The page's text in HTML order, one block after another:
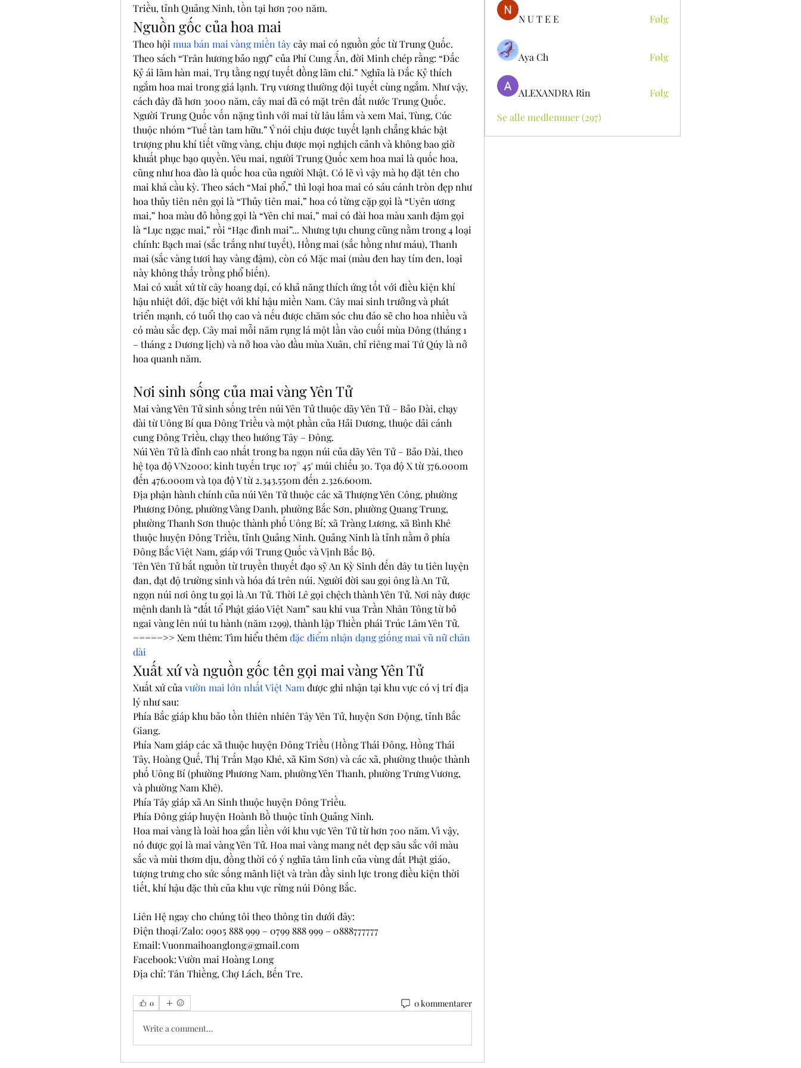
Triều, tỉnh Quảng Ninh, tồn tại hơn 700 năm.
Nguồn gốc của hoa mai
Theo hội mua bán mai vàng miền tây cây mai có nguồn gốc từ Trung Quốc.
Theo sách “Trân hương bảo ngự” của Phí Cung Ấn, đời Minh chép rằng: “Đắc
Kỷ ái lãm hàn mai, Trụ tằng ngự tuyết đồng lãm chi.” Nghĩa là Đắc Kỷ thích
ngắm hoa mai trong giá lạnh. Trụ vương thường đội tuyết cùng ngắm. Như vậy,
cách đây đã hơn 3000 năm, cây mai đã có mặt trên đất nước Trung Quốc.
Người Trung Quốc vốn nặng tình với mai từ lâu lắm và xem Mai, Tùng, Cúc
thuộc nhóm “Tuế tàn tam hữu.” Ý nói chịu được tuyết lạnh chẳng khác bật
trượng phu khí tiết vững vàng, chịu được mọi nghịch cảnh và không bao giờ
khuất phục bạo quyền. Yêu mai, người Trung Quốc xem hoa mai là quốc hoa,
cũng như hoa đào là quốc hoa của người Nhật. Có lẽ vì vậy mà họ đặt tên cho
mai khá cầu kỳ. Theo sách “Mai phổ,” thì loại hoa mai có sáu cánh tròn đẹp như
hoa thủy tiên nên gọi là “Thủy tiên mai,” hoa có từng cặp gọi là “Uyên ương
mai,” hoa màu đỏ hồng gọi là “Yên chi mai,” mai có đài hoa màu xanh đậm gọi
là “Lục ngạc mai,” rồi “Hạc đình mai”... Nhưng tựu chung cũng nằm trong 4 loại
chính: Bạch mai (sắc trắng như tuyết), Hồng mai (sắc hồng như máu), Thanh
mai (sắc vàng tươi hay vàng đậm), còn có Mặc mai (màu đen hay tím đen, loại
này không thấy trồng phổ biến).
Mai có xuất xứ từ cây hoang dại, có khả năng thích ứng tốt với điều kiện khí
hậu nhiệt đới, đặc biệt với khí hậu miền Nam. Cây mai sinh trưởng và phát
triển mạnh, có tuổi thọ cao và nếu được chăm sóc chu đáo sẽ cho hoa nhiều và
có màu sắc đẹp. Cây mai mỗi năm rụng lá một lần vào cuối mùa Đông (tháng 1
– tháng 2 Dương lịch) và nở hoa vào đầu mùa Xuân, chỉ riêng mai Tứ Qúy là nở
hoa quanh năm.
Nơi sinh sống của mai vàng Yên Tử
Mai vàng Yên Tử sinh sống trên núi Yên Tử thuộc dãy Yên Tử – Bảo Đài, chạy
dài từ Uông Bí qua Đông Triều và một phần của Hải Dương, thuộc dải cánh
cung Đông Triều, chạy theo hướng Tây – Đông.
Núi Yên Tử là đỉnh cao nhất trong ba ngọn núi của dãy Yên Tử – Bảo Đài, theo
hệ tọa độ VN2000: kinh tuyến trục 107° 45' múi chiếu 30. Tọa độ X từ 376.000m
đến 476.000m và tọa độ Y từ 2.343.550m đến 2.326.600m.
Địa phận hành chính của núi Yên Tử thuộc các xã Thượng Yên Công, phường
Phương Đông, phường Vàng Danh, phường Bắc Sơn, phường Quang Trung,
phường Thanh Sơn thuộc thành phố Uông Bí; xã Tràng Lương, xã Bình Khê
thuộc huyện Đông Triều, tỉnh Quảng Ninh. Quảng Ninh là tỉnh nằm ở phía
Đông Bắc Việt Nam, giáp với Trung Quốc và Vịnh Bắc Bộ.
Tên Yên Tử bắt nguồn từ truyền thuyết đạo sỹ An Kỳ Sinh đến đây tu tiên luyện
đan, đạt độ trường sinh và hóa đá trên núi. Người đời sau gọi ông là An Tử,
ngọn núi nơi ông tu gọi là An Tử. Thời Lê gọi chệch thành Yên Tử. Nơi này được
mệnh danh là “đất tổ Phật giáo Việt Nam” sau khi vua Trần Nhân Tông từ bỏ
ngai vàng lên núi tu hành (năm 1299), thành lập Thiền phái Trúc Lâm Yên Tử.
=====>> Xem thêm: Tìm hiểu thêm đặc điểm nhận dạng giống mai vũ nữ chân
dài
Xuất xứ và nguồn gốc tên gọi mai vàng Yên Tử
Xuất xứ của vườn mai lớn nhất Việt Nam được ghi nhận tại khu vực có vị trí địa
lý như sau:
Phía Bắc giáp khu bảo tồn thiên nhiên Tây Yên Tử, huyện Sơn Động, tỉnh Bắc
Giang.
Phía Nam giáp các xã thuộc huyện Đông Triều (Hồng Thái Đông, Hồng Thái
Tây, Hoàng Quế, Thị Trấn Mạo Khê, xã Kim Sơn) và các xã, phường thuộc thành
phố Uông Bí (phường Phương Nam, phường Yên Thanh, phường Trưng Vương,
và phường Nam Khê).
Phía Tây giáp xã An Sinh thuộc huyện Đông Triều.
Phía Đông giáp huyện Hoành Bồ thuộc tỉnh Quảng Ninh.
Hoa mai vàng là loài hoa gắn liền với khu vực Yên Tử từ hơn 700 năm. Vì vậy,
nó được gọi là mai vàng Yên Tử. Hoa mai vàng mang nét đẹp sâu sắc với màu
sắc và mùi thơm dịu, đồng thời có ý nghĩa tâm linh của vùng đất Phật giáo,
tượng trưng cho sức sống mãnh liệt và tràn đầy sinh lực trong điều kiện thời
tiết, khí hậu đặc thù của khu vực rừng núi Đông Bắc.
Liên Hệ ngay cho chúng tôi theo thông tin dưới đây:
Điện thoại/Zalo: 0905 888 999 – 0799 888 999 – 0888777777
Email: Vuonmaihoanglong@gmail.com
Facebook: Vườn mai Hoàng Long
Địa chỉ: Tân Thiềng, Chợ Lách, Bến Tre.
0 0 kommentarer
Write a comment...
N U T E E Følg
Aya Ch Følg
ALEXANDRA Rin
Følg
Se alle medlemmer (297)